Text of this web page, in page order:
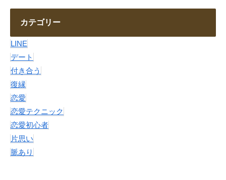
カテゴリー
LINE
デート
付き合う
復縁
恋愛
恋愛テクニック
恋愛初心者
片思い
脈あり